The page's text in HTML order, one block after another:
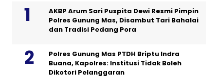
AKBP Arum Sari Puspita Dewi Resmi Pimpin
Polres Gunung Mas, Disambut Tari Bahalai
dan Tradisi Pedang Pora
Polres Gunung Mas PTDH Briptu Indra
Buana, Kapolres: Institusi Tidak Boleh
Dikotori Pelanggaran